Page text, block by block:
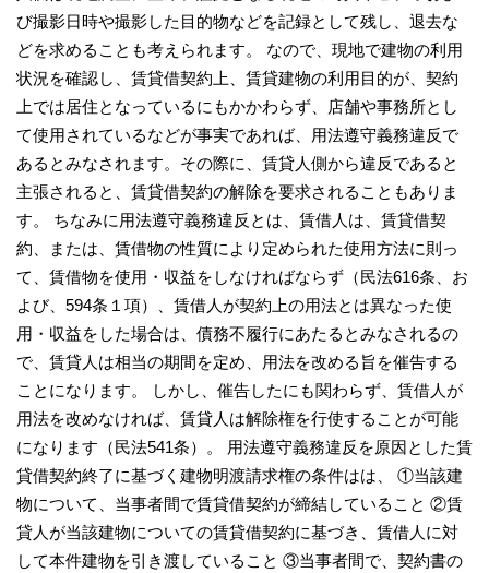
び撮影日時や撮影した目的物などを記録として残し、退去な
どを求めることも考えられます。 なので、現地で建物の利用
状況を確認し、賃貸借契約上、賃貸建物の利用目的が、契約
上では居住となっているにもかかわらず、店舗や事務所とし
て使用されているなどが事実であれば、用法遵守義務違反で
あるとみなされます。その際に、賃貸人側から違反であると
主張されると、賃貸借契約の解除を要求されることもありま
す。 ちなみに用法遵守義務違反とは、賃借人は、賃貸借契
約、または、賃借物の性質により定められた使用方法に則っ
て、賃借物を使用・収益をしなければならず（民法616条、お
よび、594条１項）、賃借人が契約上の用法とは異なった使
用・収益をした場合は、債務不履行にあたるとみなされるの
で、賃貸人は相当の期間を定め、用法を改める旨を催告する
ことになります。 しかし、催告したにも関わらず、賃借人が
用法を改めなければ、賃貸人は解除権を行使することが可能
になります（民法541条）。 用法遵守義務違反を原因とした賃
貸借契約終了に基づく建物明渡請求権の条件はは、 ①当該建
物について、当事者間で賃貸借契約が締結していること ②賃
貸人が当該建物についての賃貸借契約に基づき、賃借人に対
して本件建物を引き渡していること ③当事者間で、契約書の